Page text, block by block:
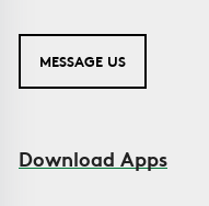
MESSAGE US
Download Apps